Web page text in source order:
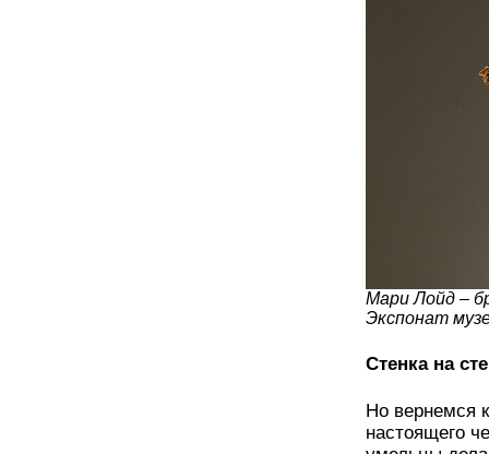
Мари Лойд –
Экспонат
Стенка на
Но вернемся
настоящего